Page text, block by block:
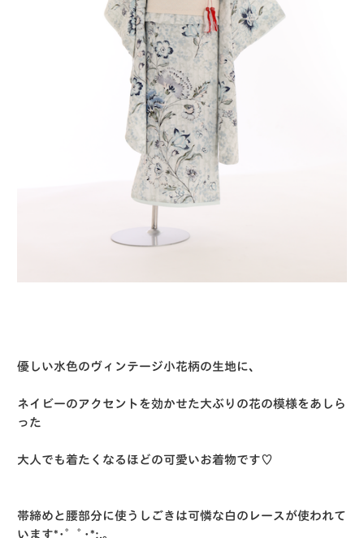
優しい水色のヴィンテージ小花柄の生地に、
ネイビーのアクセントを効かせた大ぶりの花の模様をあしら
った
大人でも着たくなるほどの可愛いお着物です♡
帯締めと腰部分に使うしごきは可憐な白のレースが使われて
います*･゜ﾟ･*:.｡